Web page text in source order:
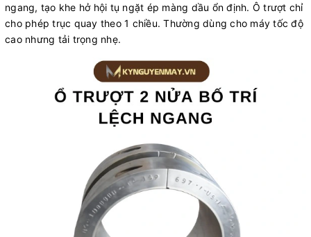
ngang, tạo khe hở hội tụ ngặt ép màng dầu ổn định. Ô trượt chỉ
cho phép trục quay theo 1 chiều. Thường dùng cho máy tốc độ
cao nhưng tải trọng nhẹ.